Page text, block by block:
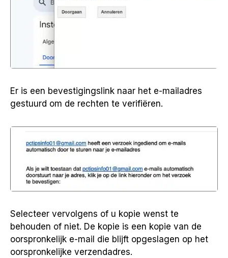
Er is een bevestigingslink naar het e-mailadres
gestuurd om de rechten te verifiëren.
Selecteer vervolgens of u kopie wenst te
behouden of niet. De kopie is een kopie van de
oorspronkelijk e-mail die blijft opgeslagen op het
oorspronkelijke verzendadres.